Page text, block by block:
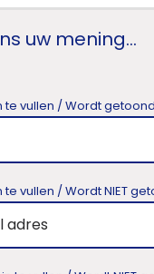
uw mening...
te vullen / Wordt
te vullen / Wordt NIET